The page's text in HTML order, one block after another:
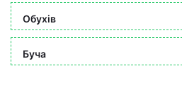
Обухів
Буча